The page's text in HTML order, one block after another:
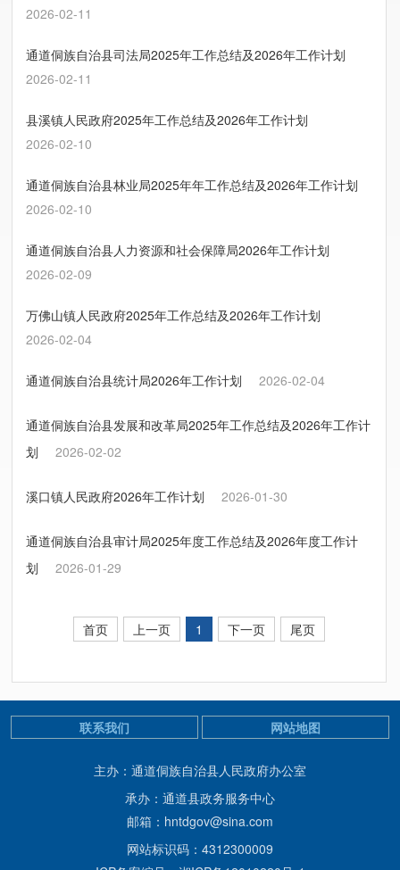
2026-02-11
通道侗族自治县司法局2025年工作总结及2026年工作计划
2026-02-11
县溪镇人民政府2025年工作总结及2026年工作计划
2026-02-10
通道侗族自治县林业局2025年年工作总结及2026年工作计划
2026-02-10
通道侗族自治县人力资源和社会保障局2026年工作计划
2026-02-09
万佛山镇人民政府2025年工作总结及2026年工作计划
2026-02-04
通道侗族自治县统计局2026年工作计划 2026-02-04
通道侗族自治县发展和改革局2025年工作总结及2026年工作计
划
2026-02-02
溪口镇人民政府2026年工作计划 2026-01-30
通道侗族自治县审计局2025年度工作总结及2026年度工作计
划
2026-01-29
首页 上一页 1 下一页 尾页
主办：通道侗族自治县人民政府办公室
承办：通道县政务服务中心
邮箱：hntdgov@sina.com
网站标识码：4312300009
联系我们 网站地图